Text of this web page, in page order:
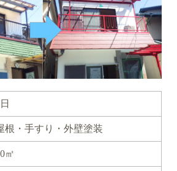
根・手すり・外壁塗装
㎡